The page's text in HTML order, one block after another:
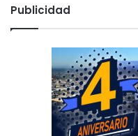
Publicidad